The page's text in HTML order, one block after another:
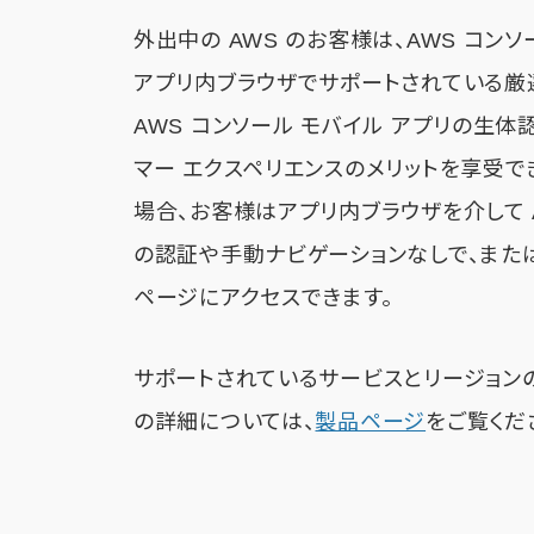
外出中の AWS のお客様は、AWS コンソ
アプリ内ブラウザでサポートされている
AWS コンソール モバイル アプリの生体
マー エクスペリエンスのメリットを享受
場合、お客様はアプリ内ブラウザを介し
の認証や手動ナビゲーションなしで、ま
ページにアクセスできます。
サポートされているサービスとリージョ
の詳細については、 製品ページをご覧くだ